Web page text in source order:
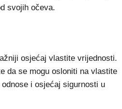
svojih očeva.
osjećaj vlastite vrijednosti.
da se mogu osloniti na vlastite
i osjećaj sigurnosti u